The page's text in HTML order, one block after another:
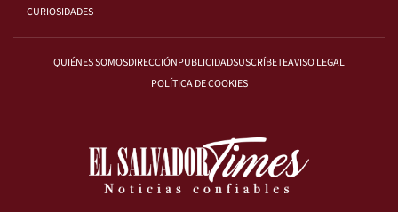
CURIOSIDADES
QUIÉNES SOMOSDIRECCIÓNPUBLICIDADSUSCRÍBETEAVISO LEGAL
POLÍTICA DE COOKIES